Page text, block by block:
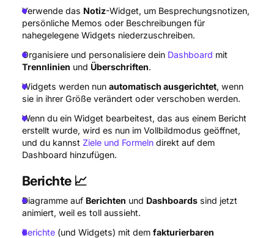
Verwende das Notiz-Widget, um Besprechungsnotizen,
persönliche Memos oder Beschreibungen für
nahegelegene Widgets niederzuschreiben.
Organisiere und personalisiere dein Dashboard mit
Trennlinien und Überschriften.
Widgets werden nun automatisch ausgerichtet, wenn
sie in ihrer Größe verändert oder verschoben werden.
Wenn du ein Widget bearbeitest, das aus einem Bericht
erstellt wurde, wird es nun im Vollbildmodus geöffnet,
und du kannst Ziele und Formelndirekt auf dem
Dashboard hinzufügen.
Berichte 📈
Diagramme auf Berichten und Dashboardssind jetzt
animiert, weil es toll aussieht.
Berichte(und Widgets) mit dem fakturierbaren